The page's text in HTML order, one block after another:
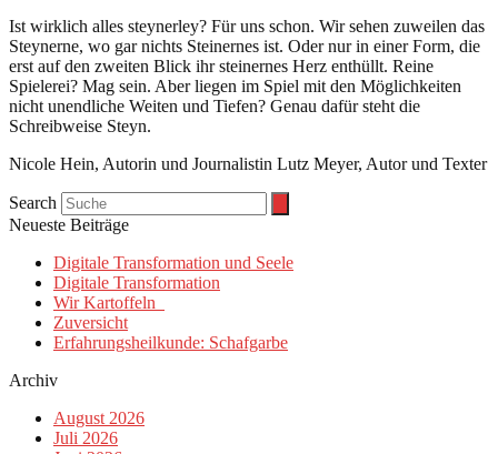
Ist wirklich alles steynerley? Für uns schon. Wir sehen zuweilen das
Steynerne, wo gar nichts Steinernes ist. Oder nur in einer Form, die
erst auf den zweiten Blick ihr steinernes Herz enthüllt. Reine
Spielerei? Mag sein. Aber liegen im Spiel mit den Möglichkeiten
nicht unendliche Weiten und Tiefen? Genau dafür steht die
Schreibweise Steyn.
Nicole Hein, Autorin und Journalistin Lutz Meyer, Autor und Texter
Search
Neueste Beiträge
Digitale Transformation und Seele
Digitale Transformation
Wir Kartoffeln
Zuversicht
Erfahrungsheilkunde: Schafgarbe
Archiv
August 2026
Juli 2026